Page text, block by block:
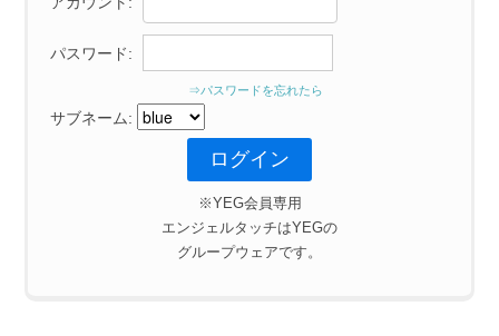
パスワード:
⇒パスワードを忘れたら
サブネーム:
※YEG会員専用
エンジェルタッチはYEGの
グループウェアです。